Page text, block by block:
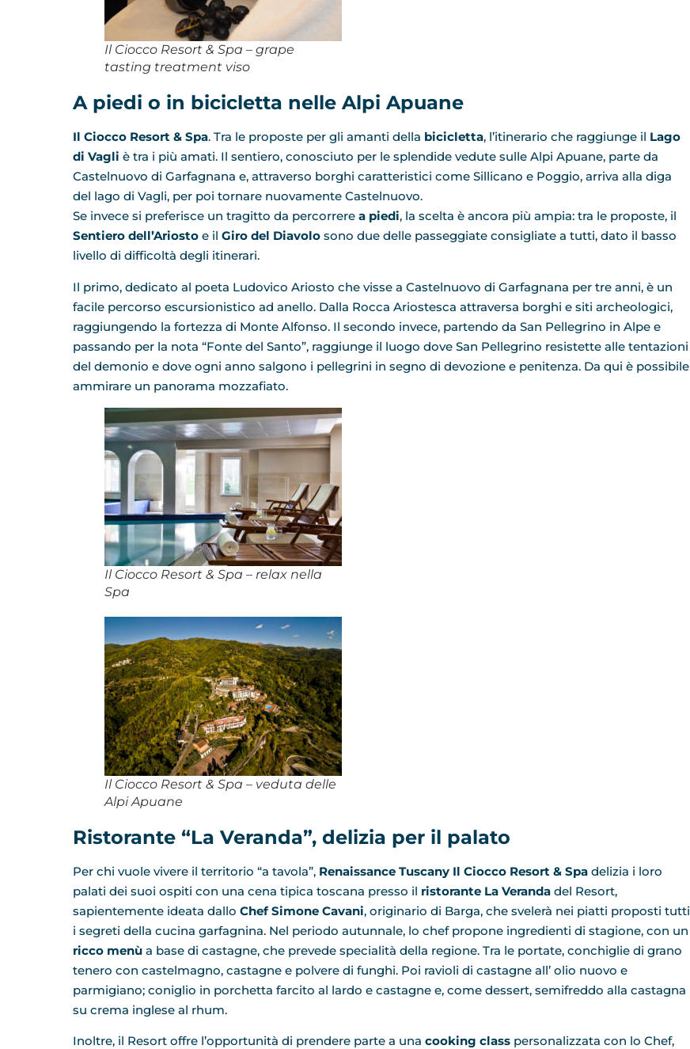
Il Ciocco Resort & Spa – grape
tasting treatment viso
A piedi o in bicicletta nelle Alpi Apuane
Il Ciocco Resort & Spa. Tra le proposte per gli amanti della bicicletta, l’itinerario che raggiunge il Lago
di Vagli è tra i più amati. Il sentiero, conosciuto per le splendide vedute sulle Alpi Apuane, parte da
Castelnuovo di Garfagnana e, attraverso borghi caratteristici come Sillicano e Poggio, arriva alla diga
del lago di Vagli, per poi tornare nuovamente Castelnuovo.
Se invece si preferisce un tragitto da percorrere a piedi, la scelta è ancora più ampia: tra le proposte, il
Sentiero dell’Ariosto e il Giro del Diavolo sono due delle passeggiate consigliate a tutti, dato il basso
livello di difficoltà degli itinerari.
Il primo, dedicato al poeta Ludovico Ariosto che visse a Castelnuovo di Garfagnana per tre anni, è un
facile percorso escursionistico ad anello. Dalla Rocca Ariostesca attraversa borghi e siti archeologici,
raggiungendo la fortezza di Monte Alfonso. Il secondo invece, partendo da San Pellegrino in Alpe e
passando per la nota “Fonte del Santo”, raggiunge il luogo dove San Pellegrino resistette alle tentazioni
del demonio e dove ogni anno salgono i pellegrini in segno di devozione e penitenza. Da qui è possibile
ammirare un panorama mozzafiato.
Il Ciocco Resort & Spa – relax nella
Spa
Il Ciocco Resort & Spa – veduta delle
Alpi Apuane
Ristorante “La Veranda”, delizia per il palato
Per chi vuole vivere il territorio “a tavola”, Renaissance Tuscany Il Ciocco Resort & Spa delizia i loro
palati dei suoi ospiti con una cena tipica toscana presso il ristorante La Veranda del Resort,
sapientemente ideata dallo Chef Simone Cavani, originario di Barga, che svelerà nei piatti proposti tutti
i segreti della cucina garfagnina. Nel periodo autunnale, lo chef propone ingredienti di stagione, con un
ricco menù a base di castagne, che prevede specialità della regione. Tra le portate, conchiglie di grano
tenero con castelmagno, castagne e polvere di funghi. Poi ravioli di castagne all’ olio nuovo e
parmigiano; coniglio in porchetta farcito al lardo e castagne e, come dessert, semifreddo alla castagna
su crema inglese al rhum.
Inoltre, il Resort offre l’opportunità di prendere parte a una cooking class personalizzata con lo Chef,